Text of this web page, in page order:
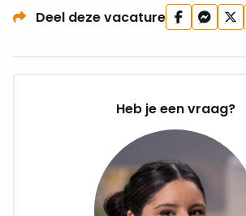
Deel deze vacatureDeel
op
Deel
via
Deel
op
Heb je een vraag?